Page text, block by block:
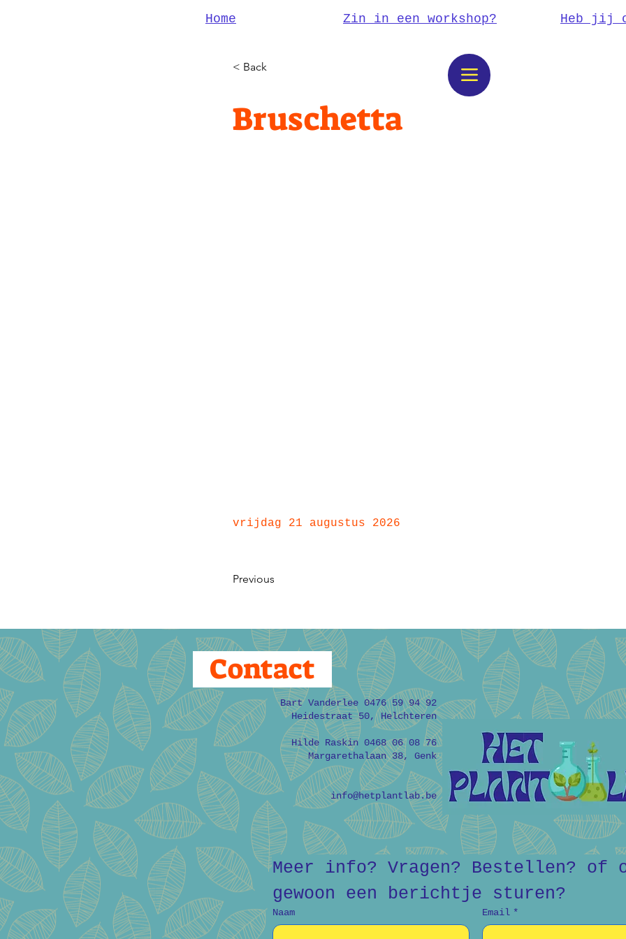
Home Zin in een workshop? Heb jij
< Back
Bruschetta
vrijdag 21 augustus 2026
Previous
Bart Vanderlee 0476 59 94 92
Heidestraat 50, Helchteren
Hilde Raskin 0468 06 08 76
Margarethalaan 38, Genk
info@hetplantlab.be
Contact
Meer info? Vragen? Bestellen? of
gewoon een berichtje sturen?
Naam Email *